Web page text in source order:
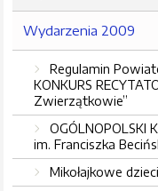
Wydarzenia 2009
Regulamin
KONKURS
Zwierzątkowie”
OGÓLNOPOLSKI
im. Franciszka
Mikołajkowe